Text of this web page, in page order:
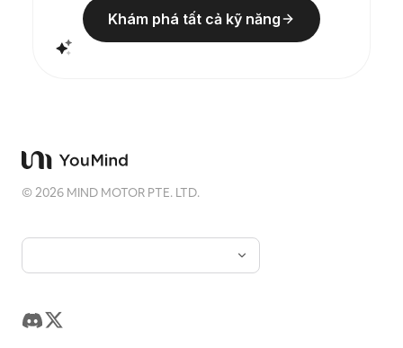
Khám phá tất cả kỹ năng
©2026 MIND MOTOR PTE. LTD.